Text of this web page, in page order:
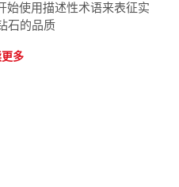
始使用描述性术语来表征实
石的品质
多